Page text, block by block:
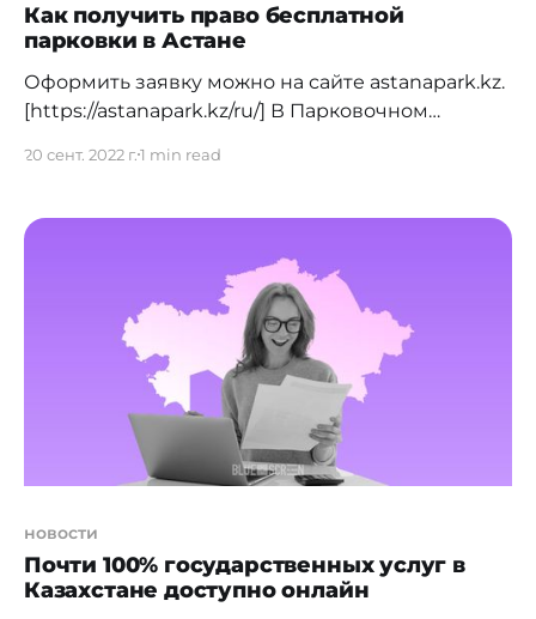
Как получить право бесплатной
парковки в Астане
Оформить заявку можно на сайте astanapark.kz.
[https://astanapark.kz/ru/] В Парковочном
[https://baigenews.kz/lgoty-na-platnuyu-
onlayn_138823/] новый порядок получения
льготы. Теперь процесс перевели в онлайн. Для
этого нужно заполнить на сайте astanapark.kz
[https://astanapark.kz/ru/] специальную форму
заявки в разделе "Льготы [https://astanapark.
20 сент. 2022 г.1 min read
новости
Почти 100% государственных услуг в
Казахстане доступно онлайн